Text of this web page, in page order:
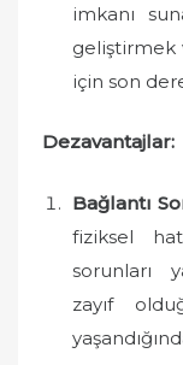
imkanı
geliştirmek
için son
Dezavantajlar:
Bağlantı
fiziksel
sorunları
zayıf